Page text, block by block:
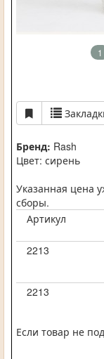
1
Бренд: Rash
Цвет: сирень
Указанная цена
сборы.
Артикул
2213
2213
Если товар не